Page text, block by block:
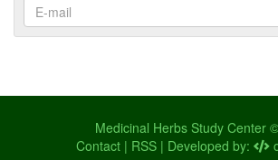
Medicinal Herbs Study Center
Contact| RSS| Developed by: